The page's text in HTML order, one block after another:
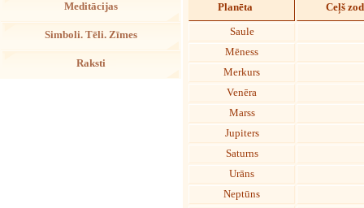
Meditācijas
Simboli. Tēli. Zīmes
Raksti
Planēta Ceļš
Saule
Mēness
Merkurs
Venēra
Marss
Jupiters
Saturns
Urāns
Neptūns